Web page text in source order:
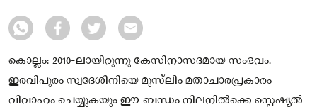
കൊല്ലം: 2010-ലായിരുന്നു കേസിനാസദമായ സംഭവം.
ഇരവിപുരം സ്വദേശിനിയെ മുസ്‌ലിം മതാചാരപ്രകാരം
വിവാഹം ചെയ്യുകയും ഈ ബന്ധം നിലനിൽക്കെ സ്പെഷ്യൽ